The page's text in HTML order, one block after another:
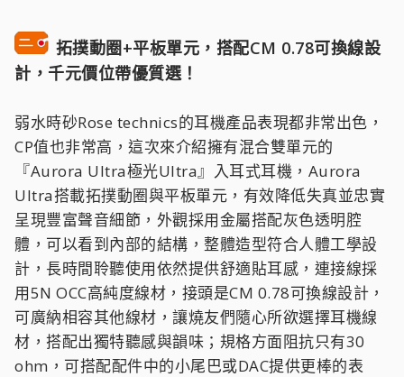
拓撲動圈+平板單元，搭配CM 0.78可換線設
計，千元價位帶優質選！
弱水時砂Rose technics的耳機產品表現都非常出色，
CP值也非常高，這次來介紹擁有混合雙單元的
『Aurora Ultra極光Ultra』入耳式耳機，Aurora
Ultra搭載拓撲動圈與平板單元，有效降低失真並忠實
呈現豐富聲音細節，外觀採用金屬搭配灰色透明腔
體，可以看到內部的結構，整體造型符合人體工學設
計，長時間聆聽使用依然提供舒適貼耳感，連接線採
用5N OCC高純度線材，接頭是CM 0.78可換線設計，
可廣納相容其他線材，讓燒友們隨心所欲選擇耳機線
材，搭配出獨特聽感與韻味；規格方面阻抗只有30
ohm，可搭配配件中的小尾巴或DAC提供更棒的表